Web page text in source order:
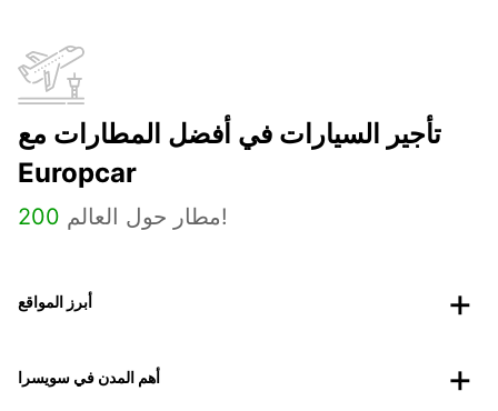
تأجير السيارات في أفضل المطارات مع
Europcar
200 مطار حول العالم!
أبرز المواقع
أهم المدن في سويسرا